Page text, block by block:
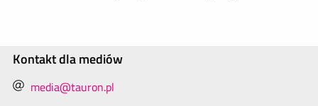
Kontakt dla mediów
media@tauron.pl